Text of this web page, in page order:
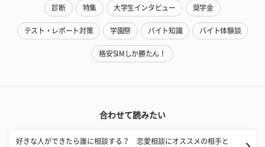
診断 特集 大学生インタビュー 奨学金
テスト・レポート対策 学園祭 バイト知識 バイト体験談
格安SIMしか勝たん！
合わせて読みたい
好きな人ができたら誰に相談する？ 恋愛相談にオススメの相手と